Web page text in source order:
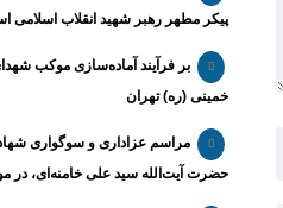
پیکر مطهر رهبر شهید انقلاب اسلامی
بر فرآیند آماده‌سازی موکب
خمینی (ره) تهران
مراسم عزاداری و سوگواری
حضرت آیت‌الله سید علی خامنه‌ای، در